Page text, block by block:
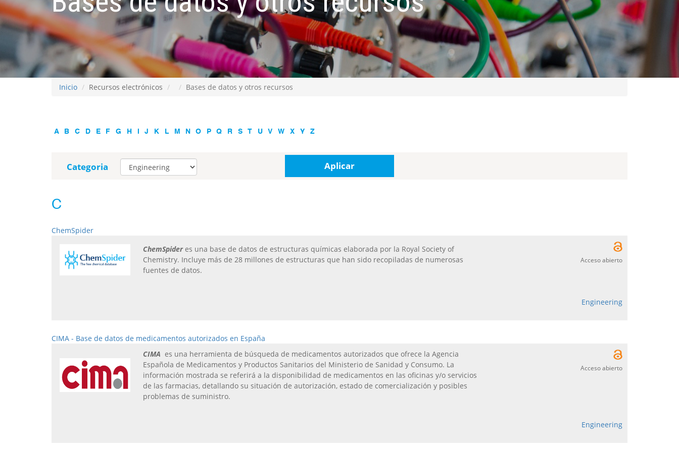
Inicio Recursos electrónicos Bases de datos y otros recursos
A B C D E F G H J K L M N O P Q R S T U V W X Y Z
Categoria Aplicar
C
ChemSpider
ChemSpider es una base de datos de estructuras químicas elaborada por la Royal Society of
Chemistry. Incluye más de 28 millones de estructuras que han sido recopiladas de numerosas
fuentes de datos.
Acceso abierto
Engineering
CIMA - Base de datos de medicamentos autorizados en España
CIMA es una herramienta de búsqueda de medicamentos autorizados que ofrece la Agencia
Española de Medicamentos y Productos Sanitarios del Ministerio de Sanidad y Consumo. La
información mostrada se referirá a la disponibilidad de medicamentos en las oficinas y/o servicios
de las farmacias, detallando su situación de autorización, estado de comercialización y posibles
problemas de suministro.
Acceso abierto
Engineering